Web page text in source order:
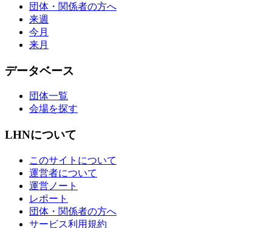
団体・関係者の方へ
来週
今月
来月
データベース
団体一覧
会場を探す
LHNについて
このサイトについて
運営者について
運営ノート
レポート
団体・関係者の方へ
サービス利用規約